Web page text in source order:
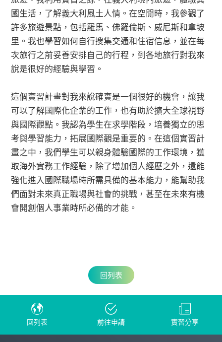
國生活，了解義大利風土人情。在空閒時，我參觀了
許多旅遊景點，包括羅馬、佛羅倫斯、威尼斯和拿坡
里。我也學習如何自行搜集交通和住宿信息，並在每
次旅行之前妥善安排自己的行程，到各地旅行對我來
說是很好的經驗與學習。
這個實習計畫對我來說確實是一個很好的機會，讓我
可以了解國際化企業的工作，也有助於擴大全球視野
與國際觀點。我認為學生在求學階段，培養獨立的思
考與學習能力，拓展國際觀是重要的。在這個實習計
畫之中，我們學生可以親身體驗國際的工作環境，獲
取海外實務工作經驗，除了增加個人經歷之外，還能
強化進入國際職場時所需具備的基本能力，能幫助我
們面對未來真正職場與社會的挑戰，甚至在未來有機
會開創個人事業時所必備的才能。
回列表
回列表 前往申請 實習分享